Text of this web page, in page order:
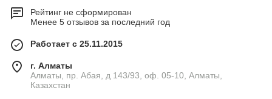
Рейтинг не сформирован
Менее 5 отзывов за последний год
Работает с 25.11.2015
г. Алматы
Алматы, пр. Абая, д 143/93, оф. 05-10, Алматы,
Казахстан